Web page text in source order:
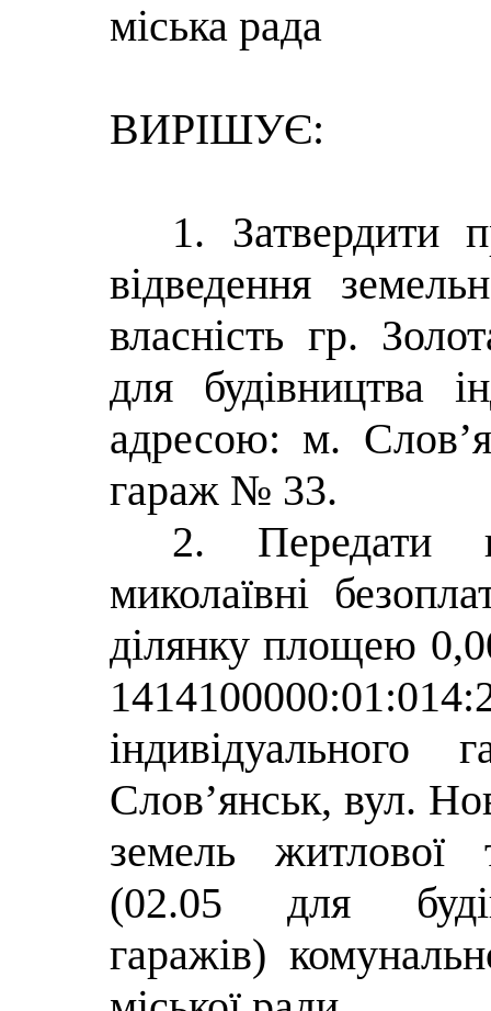
міська рада
ВИРІШУЄ:
1. Затвердити
відведення
власність гр.
для будівництва
адресою: м.
гараж № 33.
2. Передати
миколаївні
ділянку площею
Слов’янськ, вул.
земель житлової
(02.05 для
гаражів)